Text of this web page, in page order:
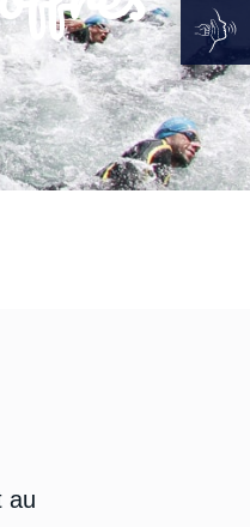
au